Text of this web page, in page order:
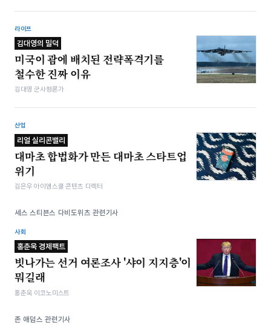
라이프
김대영의 밀덕
미국이 괌에 배치된 전략폭격기를
철수한 진짜 이유
김대영 군사평론가
산업
리얼 실리콘밸리
대마초 합법화가 만든 대마초 스타트업
위기
김은우 아이엠스쿨 콘텐츠 디렉터
세스 스티븐스 다비도위츠 관련기사
사회
홍춘욱 경제팩트
빗나가는 선거 여론조사 '샤이 지지층'이
뭐길래
홍춘욱 이코노미스트
존 애덤스 관련기사